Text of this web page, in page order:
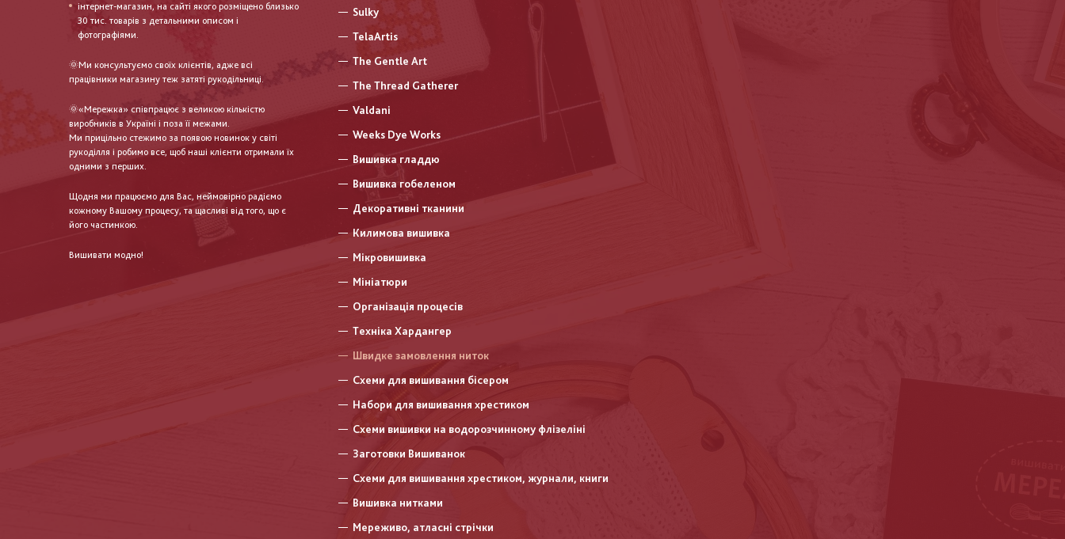
інтернет-магазин, на сайті якого розміщено близько
30 тис. товарів з детальними описом і
фотографіями.
🌞Ми консультуємо своїх клієнтів, адже всі
працівники магазину теж затяті рукодільниці.
🌞«Мережка» співпрацює з великою кількістю
виробників в Україні і поза її межами.
Ми прицільно стежимо за появою новинок у світі
рукоділля і робимо все, щоб наші клієнти отримали їх
одними з перших.
Щодня ми працюємо для Вас, неймовірно радіємо
кожному Вашому процесу, та щасливі від того, що є
його частинкою.
Вишивати модно!
Sulky
TelaArtis
The Gentle Art
The Thread Gatherer
Valdani
Weeks Dye Works
Вишивка гладдю
Вишивка гобеленом
Декоративні тканини
Килимова вишивка
Мікровишивка
Мініатюри
Організація процесів
Техніка Хардангер
Швидке замовлення ниток
Схеми для вишивання бісером
Набори для вишивання хрестиком
Схеми вишивки на водорозчинному флізеліні
Заготовки Вишиванок
Схеми для вишивання хрестиком, журнали, книги
Вишивка нитками
Мереживо, атласні стрічки